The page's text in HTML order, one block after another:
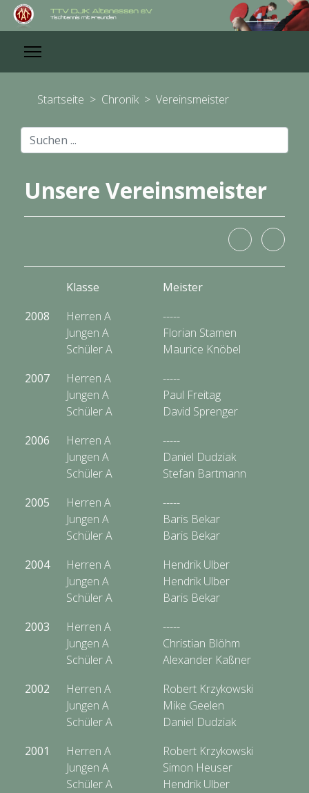
Startseite > Chronik > Vereinsmeister
Suchen
...
Unsere Vereinsmeister
Klasse
Meister
2008
Herren A
Jungen A
Schüler A
-----
Florian Stamen
Maurice Knöbel
2007
Herren A
Jungen A
Schüler A
-----
Paul Freitag
David Sprenger
2006
Herren A
Jungen A
Schüler A
-----
Daniel Dudziak
Stefan Bartmann
2005
Herren A
Jungen A
Schüler A
-----
Baris Bekar
Baris Bekar
2004
Herren A
Jungen A
Schüler A
Hendrik Ulber
Hendrik Ulber
Baris Bekar
2003
Herren A
Jungen A
Schüler A
-----
Christian Blöhm
Alexander Kaßner
2002
Herren A
Jungen A
Schüler A
Robert Krzykowski
Mike Geelen
Daniel Dudziak
2001
Herren A
Jungen A
Schüler A
Robert Krzykowski
Simon Heuser
Hendrik Ulber